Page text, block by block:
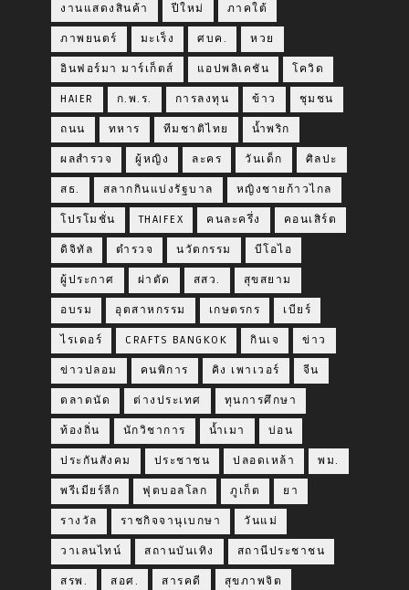
งานแสดงสินค้า ปีใหม่ ภาคใต้
ภาพยนตร์ มะเร็ง ศบค. หวย
อินฟอร์มา มาร์เก็ตส์ แอปพลิเคชัน โควิด
HAIER ก.พ.ร. การลงทุน ข้าว ชุมชน
ถนน ทหาร ทีมชาติไทย น้ำพริก
ผลสำรวจ ผู้หญิง ละคร วันเด็ก ศิลปะ
สธ. สลากกินแบ่งรัฐบาล หญิงชายก้าวไกล
โปรโมชั่น THAIFEX คนละครึ่ง คอนเสิร์ต
ดิจิทัล ตำรวจ นวัตกรรม บีโอไอ
ผู้ประกาศ ผ่าตัด สสว. สุขสยาม
อบรม อุตสาหกรรม เกษตรกร เบียร์
ไรเดอร์ CRAFTS BANGKOK กินเจ ข่าว
ข่าวปลอม คนพิการ คิง เพาเวอร์ จีน
ตลาดนัด ต่างประเทศ ทุนการศึกษา
ท้องถิ่น นักวิชาการ น้ำเมา บ่อน
ประกันสังคม ประชาชน ปลอดเหล้า พม.
พรีเมียร์ลีก ฟุตบอลโลก ภูเก็ต ยา
รางวัล ราชกิจจานุเบกษา วันแม่
วาเลนไทน์ สถานบันเทิง สถานีประชาชน
สรพ. สอศ. สารคดี สุขภาพจิต